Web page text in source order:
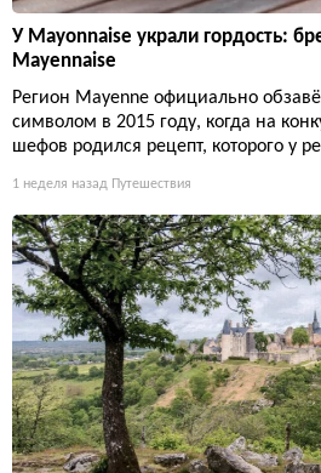
У Mayonnaise украли гордость:
Mayennaise
Регион Mayenne официально
символом в 2015 году, когда на
шефов родился рецепт, которого у
1 неделя назад Путешествия